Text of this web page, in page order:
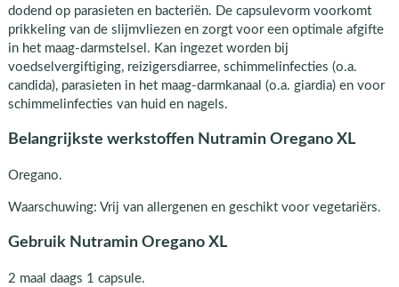
dodend op parasieten en bacteriën. De capsulevorm voorkomt
prikkeling van de slijmvliezen en zorgt voor een optimale afgifte
in het maag-darmstelsel. Kan ingezet worden bij
voedselvergiftiging, reizigersdiarree, schimmelinfecties (o.a.
candida), parasieten in het maag-darmkanaal (o.a. giardia) en voor
schimmelinfecties van huid en nagels.
Belangrijkste werkstoffen Nutramin Oregano XL
Oregano.
Waarschuwing: Vrij van allergenen en geschikt voor vegetariërs.
Gebruik Nutramin Oregano XL
2 maal daags 1 capsule.